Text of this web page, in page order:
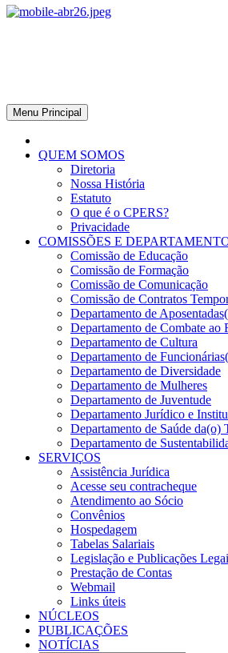
Menu Principal
QUEM SOMOS
Diretoria
Nossa História
Estatuto
O que é o CPERS?
Privacidade
COMISSÕES E
Comissão de Educação
Comissão de Formação
Comissão de Comunicação
Comissão de Contratos
Departamento de
Departamento de Combate ao
Departamento de Cultura
Departamento de
Departamento de Diversidade
Departamento de Mulheres
Departamento de Juventude
Departamento Jurídico e
Departamento de Saúde da(o)
Departamento de
SERVIÇOS
Assistência Jurídica
Acesse seu contracheque
Atendimento ao Sócio
Convênios
Hospedagem
Tabelas Salariais
Legislação e Publicações
Prestação de Contas
Webmail
Links úteis
NÚCLEOS
PUBLICAÇÕES
NOTÍCIAS